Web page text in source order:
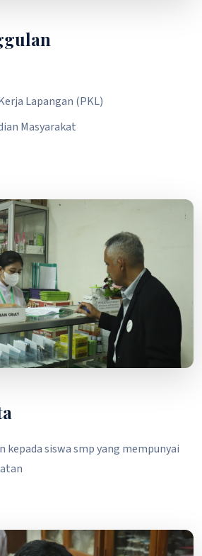
Lapangan (PKL)
Masyarakat
kepada siswa smp yang mempunyai